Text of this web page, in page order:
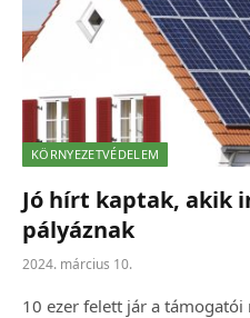
KÖRNYEZETVÉDELEM
Jó hírt kaptak, akik
pályáznak
2024. március 10.
10 ezer felett jár a támogatói